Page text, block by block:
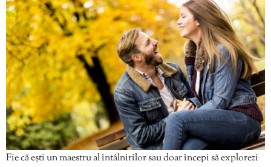
Fie că ești un maestru al întâlnirilor sau doar începi să explorezi